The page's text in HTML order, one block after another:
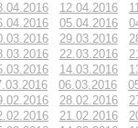
12.04.2016
05.04.2016
29.03.2016
22.03.2016
14.03.2016
06.03.2016
28.02.2016
21.02.2016